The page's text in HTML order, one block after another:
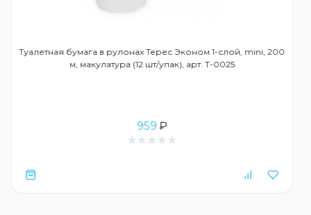
Туалетная бумага в рулонах Терес Эконом 1-слой, mini, 200
м, макулатура (12 шт/упак), арт. Т-0025
959₽